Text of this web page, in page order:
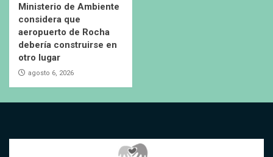
Ministerio de Ambiente
considera que
aeropuerto de Rocha
debería construirse en
otro lugar
agosto 6, 2026